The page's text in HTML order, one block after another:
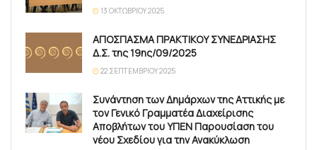
13 ΟΚΤΩΒΡΊΟΥ 2025
ΑΠΟΣΠΑΣΜΑ ΠΡΑΚΤΙΚΟΥ ΣΥΝΕΔΡΙΑΣΗΣ
Δ.Σ. της 19ης/09/2025
22 ΣΕΠΤΕΜΒΡΊΟΥ 2025
Συνάντηση των Δημάρχων της Αττικής με
τον Γενικό Γραμματέα Διαχείρισης
Αποβλήτων του ΥΠΕΝ Παρουσίαση του
νέου Σχεδίου για την Ανακύκλωση